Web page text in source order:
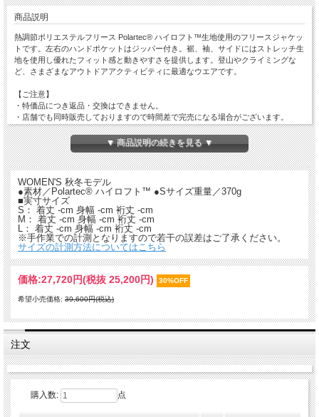
商品説明
熱調節ポリエステルフリース Polartec® ハイロフト™生地使用のフリースジャケッ
トです。左右のハンドポケットはジッパー付き。裾、袖、サイドにはストレッチ生
地を使用し優れたフィット感と動きやすさを提供します。登山やクライミングな
ど、さまざまなアウトドアアクティビティに最適なウエアです。
【ご注意】
・特価品につき返品・交換はできません。
・店舗でも同時販売しておりますので時間差で完売になる場合がございます。
以上、予めご了承ください。
▼ 商品説明の続きを見る ▼
WOMEN'S 秋冬モデル
●素材／Polartec® ハイロフト™ ●Sサイズ重量／370g
■実寸サイズ
S： 着丈 -cm 身幅 -cm 裄丈 -cm
M： 着丈 -cm 身幅 -cm 裄丈 -cm
L： 着丈 -cm 身幅 -cm 裄丈 -cm
※手作業での計測となりますので若干の誤差はご了承ください。
サイズの計測方法についてはこちら
価格:27,720円(税抜 25,200円) 30%OFF
希望小売価格: 39,600円(税込)
注文
購入数: 点